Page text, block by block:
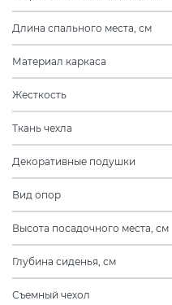
Длина спального места, см
Материал каркаса
Жесткость
Ткань чехла
Декоративные подушки
Вид опор
Высота посадочного места, см
Глубина сиденья, см
Съемный чехол